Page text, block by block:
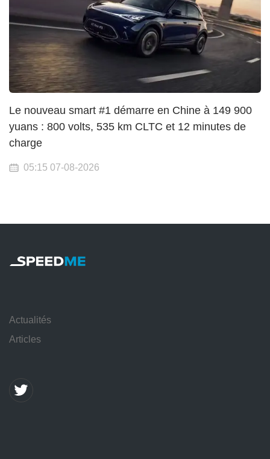
Le nouveau smart #1 démarre en Chine à 149 900
yuans : 800 volts, 535 km CLTC et 12 minutes de
charge
05:15 07-08-2026
Actualités
Articles